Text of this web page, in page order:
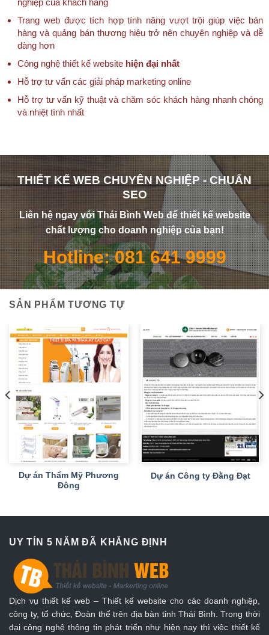
nghiệp của khách hàng
Trang web được tích hợp tính năng vượt trội giúp việc bán
hàng và quảng bán thương hiệu trở nên chuyên nghiệp và dễ
dàng hơn
Công nghệ thiết kế website hiện đại nhất
Hỗ trợ tư vấn các giải pháp marketing online
Hỗ trợ tư vấn kỹ thuật và chăm sóc khách hàng nhanh chóng
và nhiệt tình nhất
THIẾT KẾ WEB CHUYÊN NGHIỆP - CHUẨN
SEO
Liên hệ ngay với Thái Bình Web để thiết kế website
chất lượng cho doanh nghiệp của bạn!
Hotline: 081 641 9999
SẢN PHẨM TƯƠNG TỰ
Dự án Thẩm Mỹ Phương
Đông
Dự án Công ty Đằng Đạt
UY TÍN 5 NĂM ĐÃ KHẲNG ĐỊNH
Dịch vụ thiết kế web – Thiết kế website cho các doanh nghiệp,
công ty, tổ chức, Đoàn thể trên địa bàn tỉnh Thái Bình. Trong thời
đại công nghệ thông tin phát triển như hiện nay thì việc thiết kế